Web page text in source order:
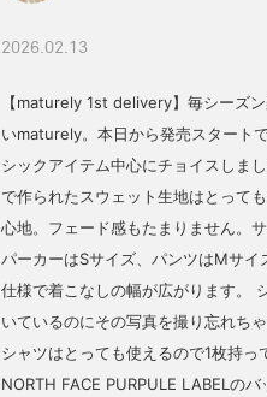
2026.02.13
【maturely 1st delivery】毎シーズ
いmaturely。本日から発売スタート
シックアイテム中心にチョイスしま
で作られたスウェット生地はとって
心地。フェード感もたまりません。
パーカーはSサイズ、パンツはMサ
仕様で着こなしの幅が広がります。
いているのにその写真を撮り忘れち
シャツはとっても使えるので1枚持
NORTH FACE PURPULE LABELの